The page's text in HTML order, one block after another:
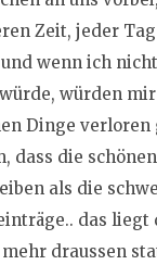
Zeit, jeder
wenn ich
würden
Dinge verloren
dass die
als die
das liegt
draussen